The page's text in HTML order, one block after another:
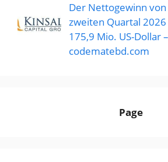
Der Nettogewinn
zweiten Quartal
175,9 Mio. US-Dollar –
codematebd.com
Page